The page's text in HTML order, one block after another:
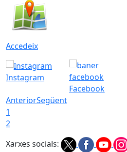
Accedeix
Instagram
Facebook
AnteriorSegüent
1
2
Xarxes socials: